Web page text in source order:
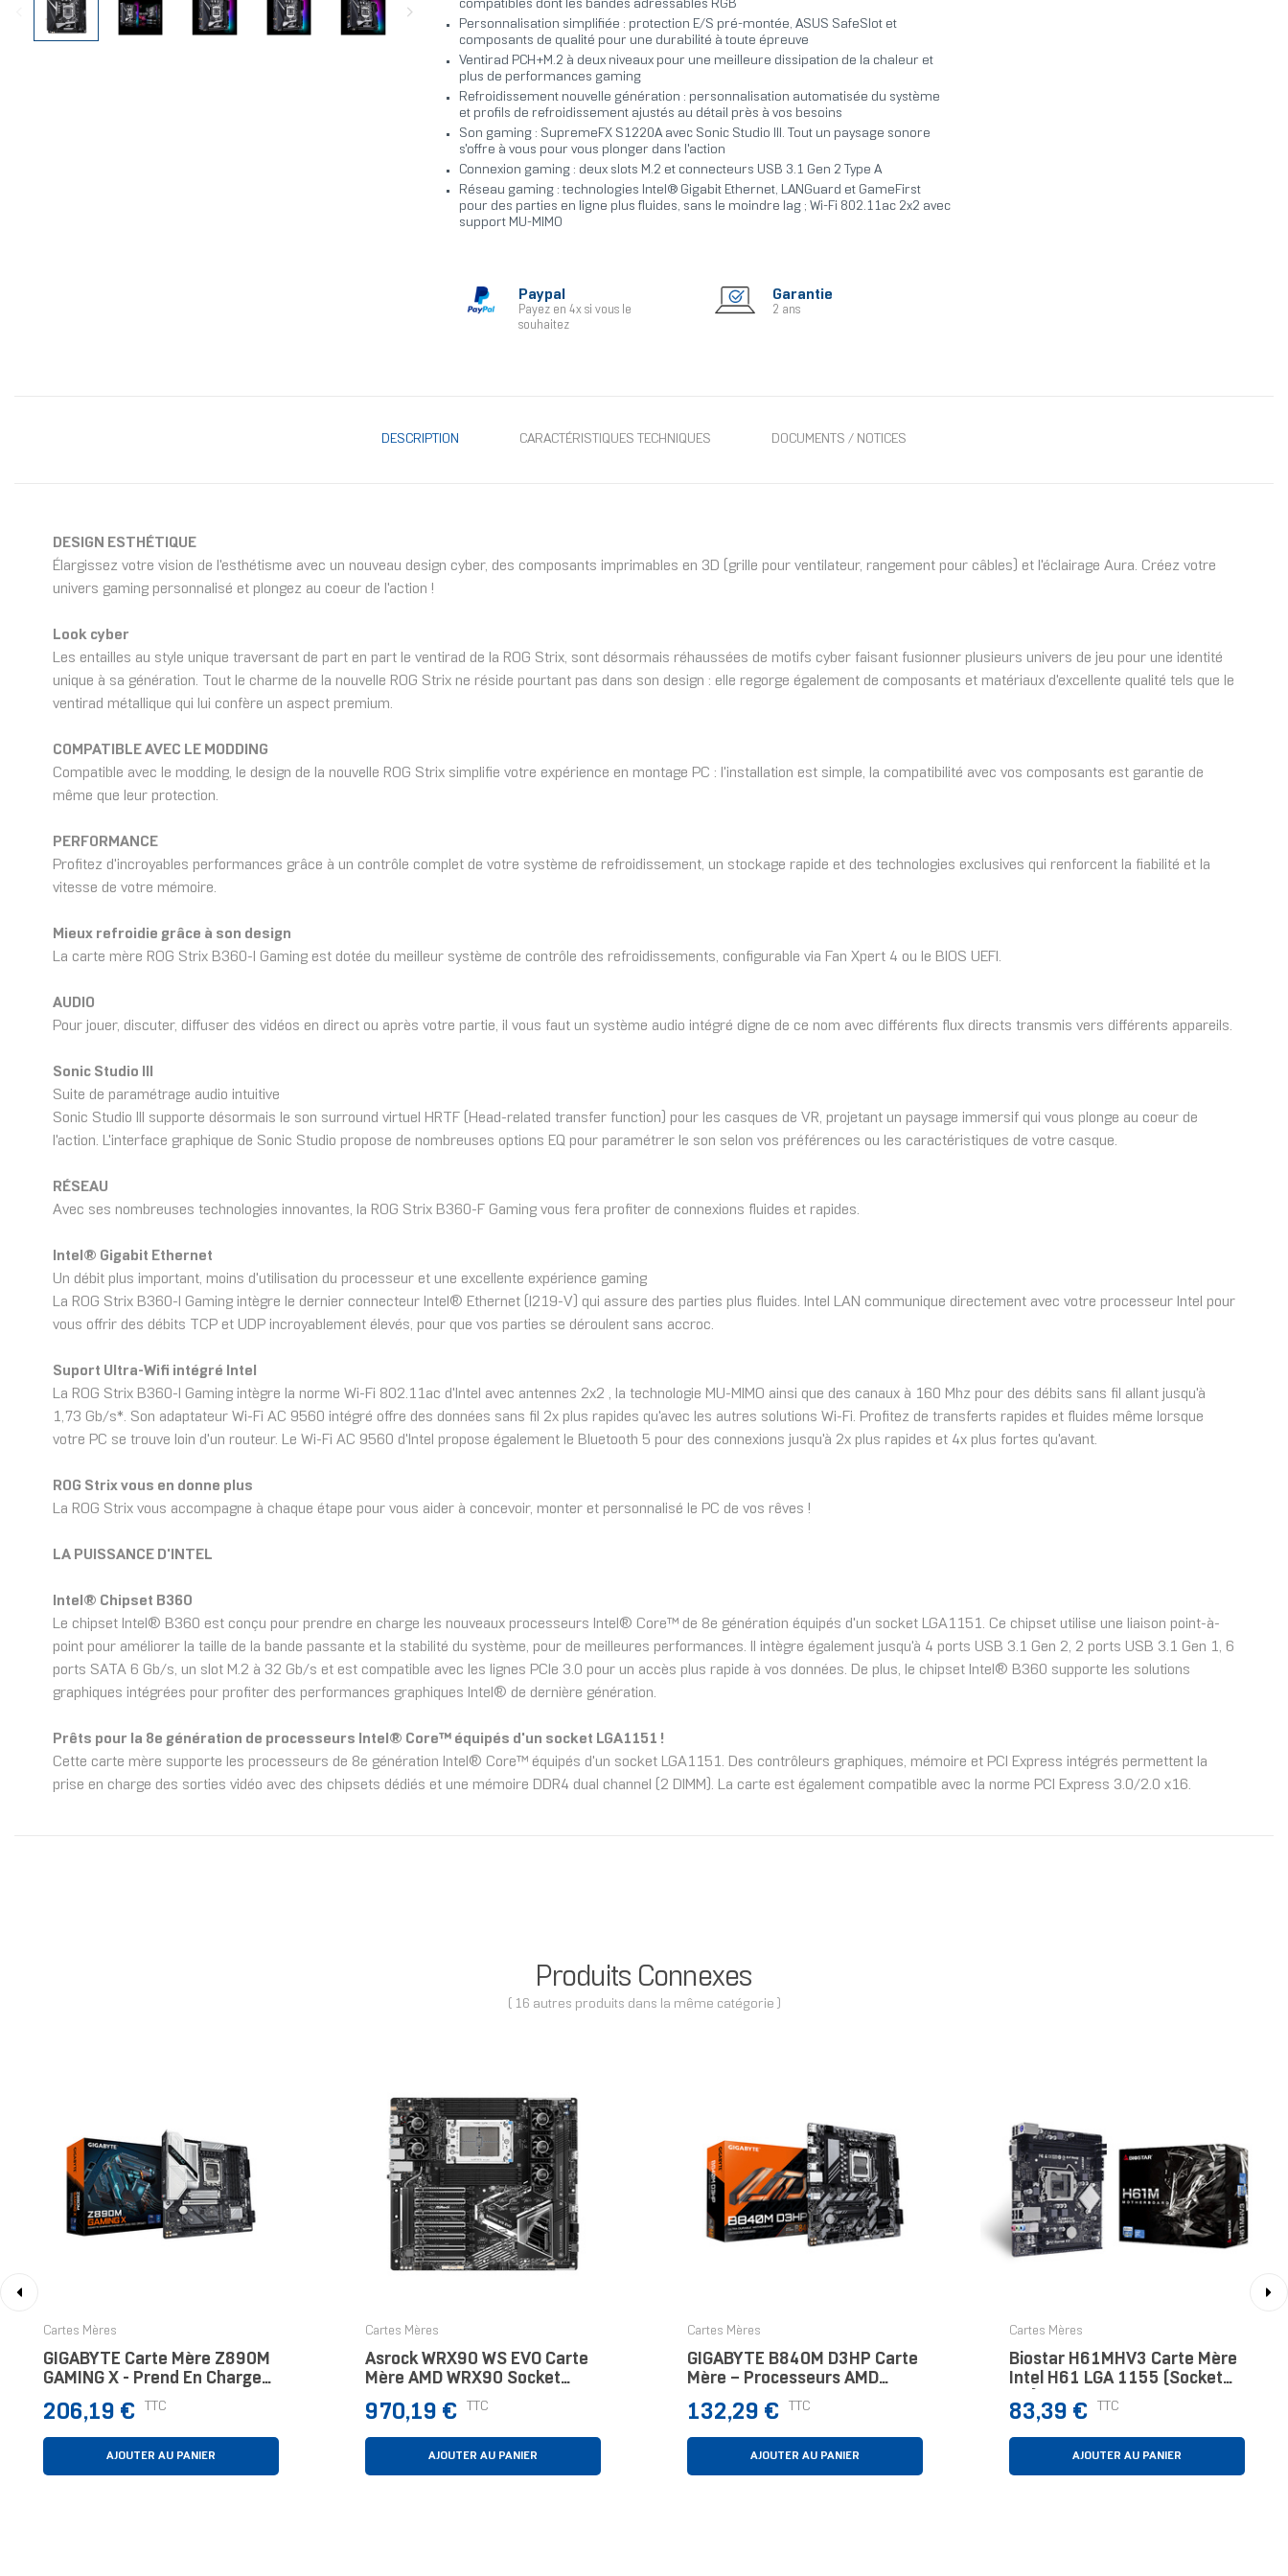
compatibles dont les bandes adressables RGB
Personnalisation simplifiée : protection E/S pré-montée, ASUS SafeSlot et
composants de qualité pour une durabilité à toute épreuve
Ventirad PCH+M.2 à deux niveaux pour une meilleure dissipation de la chaleur et
plus de performances gaming
Refroidissement nouvelle génération : personnalisation automatisée du système
et profils de refroidissement ajustés au détail près à vos besoins
Son gaming : SupremeFX S1220A avec Sonic Studio III. Tout un paysage sonore
s'offre à vous pour vous plonger dans l'action
Connexion gaming : deux slots M.2 et connecteurs USB 3.1 Gen 2 Type A
Réseau gaming : technologies Intel® Gigabit Ethernet, LANGuard et GameFirst
pour des parties en ligne plus fluides, sans le moindre lag ; Wi-Fi 802.11ac 2x2 avec
support MU-MIMO
Paypal
Payez en 4x si vous le
souhaitez
Garantie
2 ans
DESCRIPTION CARACTÉRISTIQUES TECHNIQUES DOCUMENTS / NOTICES
DESIGN ESTHÉTIQUE
Élargissez votre vision de l'esthétisme avec un nouveau design cyber, des composants imprimables en 3D (grille pour ventilateur, rangement pour câbles) et l'éclairage Aura. Créez votre
univers gaming personnalisé et plongez au coeur de l'action !
Look cyber
Les entailles au style unique traversant de part en part le ventirad de la ROG Strix, sont désormais réhaussées de motifs cyber faisant fusionner plusieurs univers de jeu pour une identité
unique à sa génération. Tout le charme de la nouvelle ROG Strix ne réside pourtant pas dans son design : elle regorge également de composants et matériaux d'excellente qualité tels que le
ventirad métallique qui lui confère un aspect premium.
COMPATIBLE AVEC LE MODDING
Compatible avec le modding, le design de la nouvelle ROG Strix simplifie votre expérience en montage PC : l'installation est simple, la compatibilité avec vos composants est garantie de
même que leur protection.
PERFORMANCE
Profitez d'incroyables performances grâce à un contrôle complet de votre système de refroidissement, un stockage rapide et des technologies exclusives qui renforcent la fiabilité et la
vitesse de votre mémoire.
Mieux refroidie grâce à son design
La carte mère ROG Strix B360-I Gaming est dotée du meilleur système de contrôle des refroidissements, configurable via Fan Xpert 4 ou le BIOS UEFI.
AUDIO
Pour jouer, discuter, diffuser des vidéos en direct ou après votre partie, il vous faut un système audio intégré digne de ce nom avec différents flux directs transmis vers différents appareils.
Sonic Studio III
Suite de paramétrage audio intuitive
Sonic Studio III supporte désormais le son surround virtuel HRTF (Head-related transfer function) pour les casques de VR, projetant un paysage immersif qui vous plonge au coeur de
l'action. L'interface graphique de Sonic Studio propose de nombreuses options EQ pour paramétrer le son selon vos préférences ou les caractéristiques de votre casque.
RÉSEAU
Avec ses nombreuses technologies innovantes, la ROG Strix B360-F Gaming vous fera profiter de connexions fluides et rapides.
Intel® Gigabit Ethernet
Un débit plus important, moins d'utilisation du processeur et une excellente expérience gaming
La ROG Strix B360-I Gaming intègre le dernier connecteur Intel® Ethernet (I219-V) qui assure des parties plus fluides. Intel LAN communique directement avec votre processeur Intel pour
vous offrir des débits TCP et UDP incroyablement élevés, pour que vos parties se déroulent sans accroc.
Suport Ultra-Wifi intégré Intel
La ROG Strix B360-I Gaming intègre la norme Wi-Fi 802.11ac d'Intel avec antennes 2x2 , la technologie MU-MIMO ainsi que des canaux à 160 Mhz pour des débits sans fil allant jusqu'à
1,73 Gb/s*. Son adaptateur Wi-Fi AC 9560 intégré offre des données sans fil 2x plus rapides qu'avec les autres solutions Wi-Fi. Profitez de transferts rapides et fluides même lorsque
votre PC se trouve loin d'un routeur. Le Wi-Fi AC 9560 d'Intel propose également le Bluetooth 5 pour des connexions jusqu'à 2x plus rapides et 4x plus fortes qu'avant.
ROG Strix vous en donne plus
La ROG Strix vous accompagne à chaque étape pour vous aider à concevoir, monter et personnalisé le PC de vos rêves !
LA PUISSANCE D'INTEL
Intel® Chipset B360
Le chipset Intel® B360 est conçu pour prendre en charge les nouveaux processeurs Intel® Core™ de 8e génération équipés d'un socket LGA1151. Ce chipset utilise une liaison point-à-
point pour améliorer la taille de la bande passante et la stabilité du système, pour de meilleures performances. Il intègre également jusqu'à 4 ports USB 3.1 Gen 2, 2 ports USB 3.1 Gen 1, 6
ports SATA 6 Gb/s, un slot M.2 à 32 Gb/s et est compatible avec les lignes PCIe 3.0 pour un accès plus rapide à vos données. De plus, le chipset Intel® B360 supporte les solutions
graphiques intégrées pour profiter des performances graphiques Intel® de dernière génération.
Prêts pour la 8e génération de processeurs Intel® Core™ équipés d'un socket LGA1151 !
Cette carte mère supporte les processeurs de 8e génération Intel® Core™ équipés d'un socket LGA1151. Des contrôleurs graphiques, mémoire et PCI Express intégrés permettent la
prise en charge des sorties vidéo avec des chipsets dédiés et une mémoire DDR4 dual channel (2 DIMM). La carte est également compatible avec la norme PCI Express 3.0/2.0 x16.
Produits Connexes
( 16 autres produits dans la même catégorie )
Cartes Mères
GIGABYTE Carte Mère Z890M
GAMING X - Prend En Charge
Les Processeurs Intel Core
Ultra (Série 2), VRM À 8+1+2
Phases, Jusqu'à 880
Prix
206,19 € TTC
AJOUTER AU PANIER
Cartes Mères
Asrock WRX90 WS EVO Carte
Mère AMD WRX90 Socket
Prix
970,19 € TTC
AJOUTER AU PANIER
Cartes Mères
GIGABYTE B840M D3HP Carte
Mère – Processeurs AMD
Ryzen 9000, VRM 8+2+2
Phases, Jusqu’à 8200 MHz
DDR5 (O.C.), 2× M.2 PCIe 4.0,
Prix
132,29 € TTC
AJOUTER AU PANIER
Cartes Mères
Biostar H61MHV3 Carte Mère
Intel H61 LGA 1155 (Socket
H2) Micro ATX
Prix
83,39 € TTC
AJOUTER AU PANIER